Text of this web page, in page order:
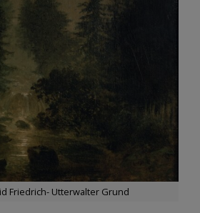
Friedrich- Utterwalter Grund